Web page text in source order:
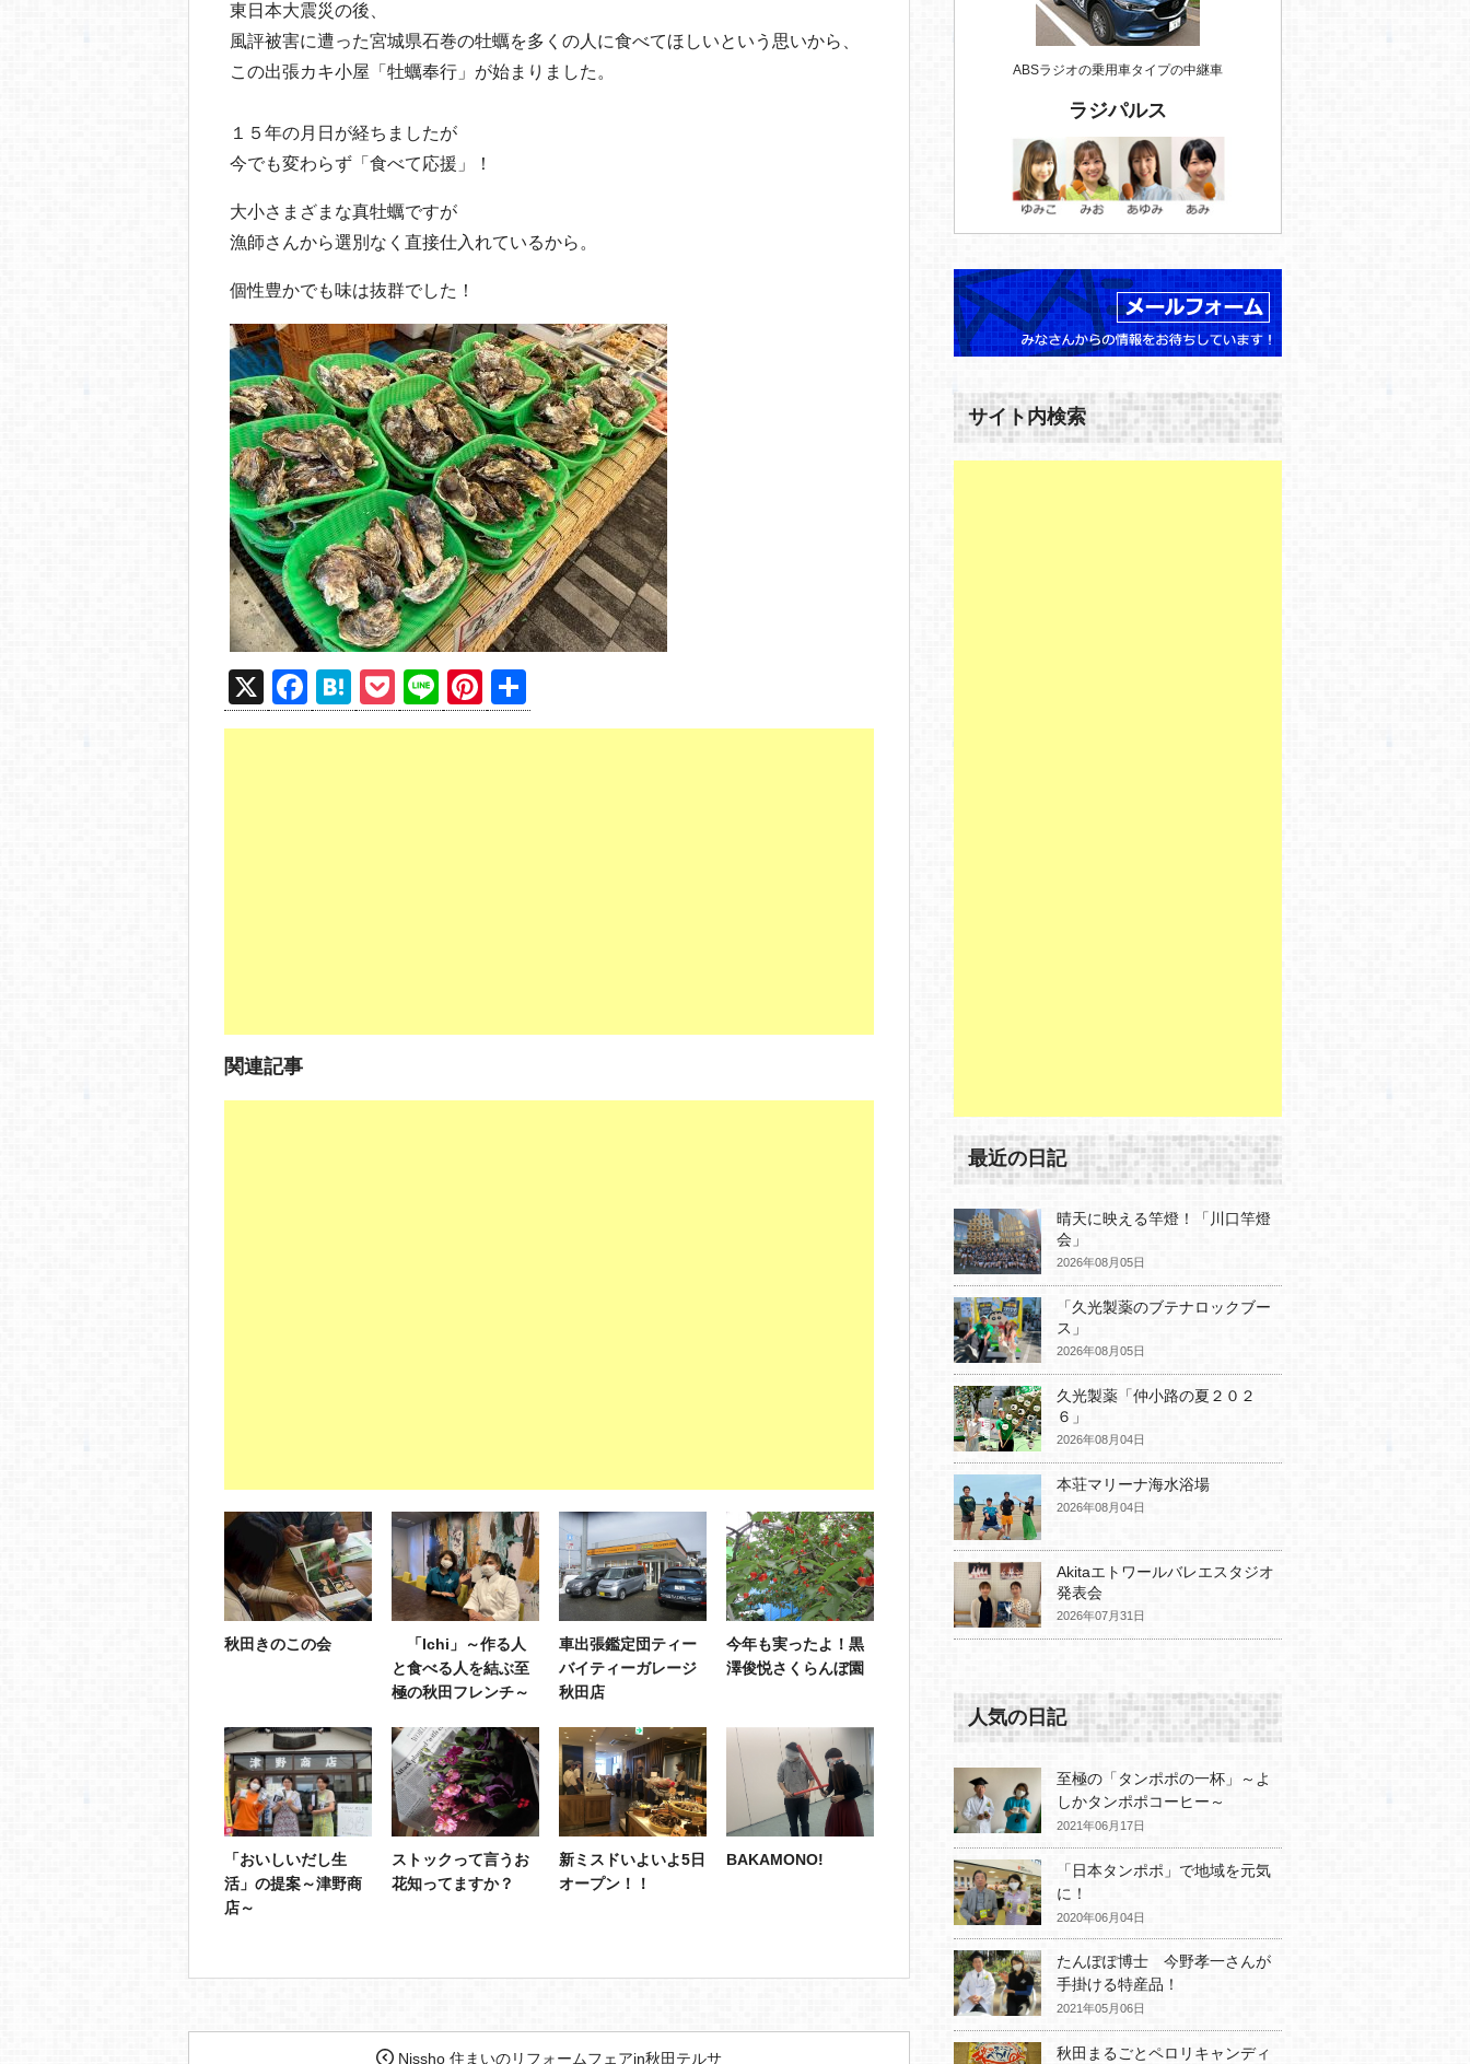
東日本大震災の後、
風評被害に遭った宮城県石巻の牡蠣を多くの人に食べてほしいという思いから、
この出張カキ小屋「牡蠣奉行」が始まりました。
１５年の月日が経ちましたが
今でも変わらず「食べて応援」！
大小さまざまな真牡蠣ですが
漁師さんから選別なく直接仕入れているから。
個性豊かでも味は抜群でした！
X
F
a
H
at
P
o
Li
n
Pi
nt 有
関連記事
秋田きのこの会
「Ichi」～作る人
と食べる人を結ぶ至
極の秋田フレンチ～
車出張鑑定団ティー
バイティーガレージ
秋田店
今年も実ったよ！黒
澤俊悦さくらんぼ園
「おいしいだし生
活」の提案～津野商
店～
ストックって言うお
花知ってますか？
新ミスドいよいよ5日
オープン！！
BAKAMONO!
Nissho 住まいのリフォームフェアin秋田テルサ
ABSラジオの乗用車タイプの中継車
ラジパルス
サイト内検索
最近の日記
晴天に映える竿燈！「川口竿燈
会」
2026年08月05日
「久光製薬のブテナロックブー
ス」
2026年08月05日
久光製薬「仲小路の夏２０２
６」
2026年08月04日
本荘マリーナ海水浴場
2026年08月04日
Akitaエトワールバレエスタジオ
発表会
2026年07月31日
人気の日記
至極の「タンポポの一杯」～よ
しかタンポポコーヒー～
2021年06月17日
「日本タンポポ」で地域を元気
に！
2020年06月04日
たんぽぽ博士 今野孝一さんが
手掛ける特産品！
2021年05月06日
秋田まるごとペロリキャンディ